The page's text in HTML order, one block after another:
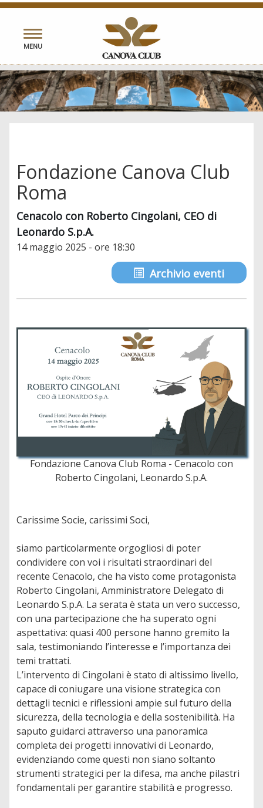
Toggle
navigation
MENU
Fondazione Canova Club
Roma
Cenacolo con Roberto Cingolani, CEO di
Leonardo S.p.A.
14 maggio 2025 - ore 18:30
Archivio eventi
Fondazione Canova Club Roma - Cenacolo con
Roberto Cingolani, Leonardo S.p.A.
Carissime Socie, carissimi Soci,
siamo particolarmente orgogliosi di poter
condividere con voi i risultati straordinari del
recente Cenacolo, che ha visto come protagonista
Roberto Cingolani, Amministratore Delegato di
Leonardo S.p.A. La serata è stata un vero successo,
con una partecipazione che ha superato ogni
aspettativa: quasi 400 persone hanno gremito la
sala, testimoniando l’interesse e l’importanza dei
temi trattati.
L’intervento di Cingolani è stato di altissimo livello,
capace di coniugare una visione strategica con
dettagli tecnici e riflessioni ampie sul futuro della
sicurezza, della tecnologia e della sostenibilità. Ha
saputo guidarci attraverso una panoramica
completa dei progetti innovativi di Leonardo,
evidenziando come questi non siano soltanto
strumenti strategici per la difesa, ma anche pilastri
fondamentali per garantire stabilità e progresso.